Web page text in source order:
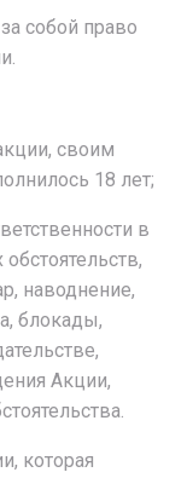
собой право
своим
18 лет;
в
наводнение,
блокады,
Акции,
которая